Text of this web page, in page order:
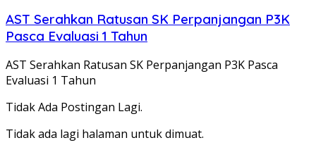
AST Serahkan Ratusan SK Perpanjangan P3K
Pasca Evaluasi 1 Tahun
AST Serahkan Ratusan SK Perpanjangan P3K Pasca
Evaluasi 1 Tahun
Tidak Ada Postingan Lagi.
Tidak ada lagi halaman untuk dimuat.